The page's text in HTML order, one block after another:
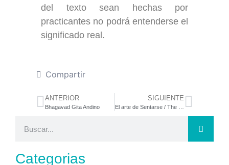
del texto sean hechas por
practicantes no podrá entenderse el
significado real.
Compartir
ANTERIOR
Bhagavad Gita Andino
SIGUIENTE
Categorias